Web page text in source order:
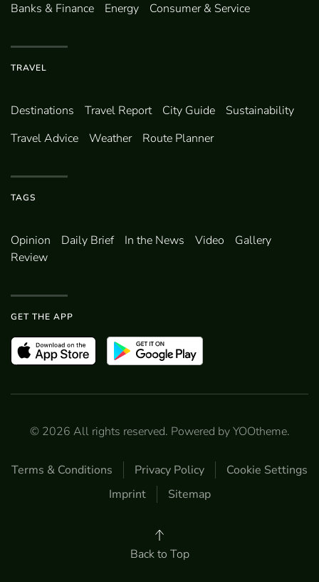
Banks & Finance
Energy Consumer & Service
TRAVEL
Destinations Travel Report City Guide
Sustainability
Travel Advice
Weather Route Planner
TAGS
Opinion Daily Brief In the News Video
Gallery
Review
GET THE APP
© 2026 All rights reserved. Powered byYOOtheme.
Terms & Conditions Privacy Policy
Cookie Settings
Imprint
Sitemap
Back to Top